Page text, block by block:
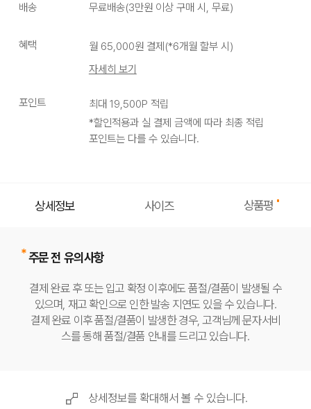
화이트
배송 무료배송(3만원 이상 구매 시, 무료)
혜택 월 65,000원 결제(*6개월 할부 시)
자세히 보기
포인트 최대 19,500P 적립
*할인적용과 실 결제 금액에 따라 최종 적립
포인트는 다를 수 있습니다.
상세정보 사이즈 상품평
주문 전 유의사항
결제 완료 후 또는 입고 확정 이후에도 품절/결품이 발생될 수
있으며, 재고 확인으로 인한 발송 지연도 있을 수 있습니다.
결제 완료 이후 품절/결품이 발생한 경우, 고객님께 문자서비
스를 통해 품절/결품 안내를 드리고 있습니다.
상세정보를 확대해서 볼 수 있습니다.